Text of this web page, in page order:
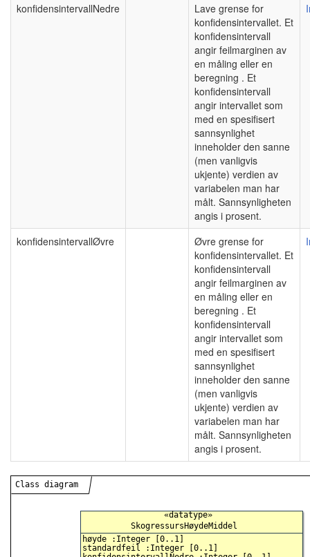
konfidensintervallNedre
Lave grense for
konfidensintervallet. Et
konfidensintervall
angir feilmarginen av
en måling eller en
beregning . Et
konfidensintervall
angir intervallet som
med en spesifisert
sannsynlighet
inneholder den sanne
(men vanligvis
ukjente) verdien av
variabelen man har
målt. Sannsynligheten
angis i prosent.
konfidensintervallØvre
Øvre grense for
konfidensintervallet. Et
konfidensintervall
angir feilmarginen av
en måling eller en
beregning . Et
konfidensintervall
angir intervallet som
med en spesifisert
sannsynlighet
inneholder den sanne
(men vanligvis
ukjente) verdien av
variabelen man har
målt. Sannsynligheten
angis i prosent.